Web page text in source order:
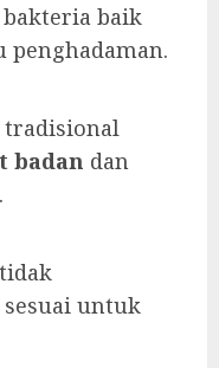
baik
penghadaman.
tradisional
badan dan
.
untuk